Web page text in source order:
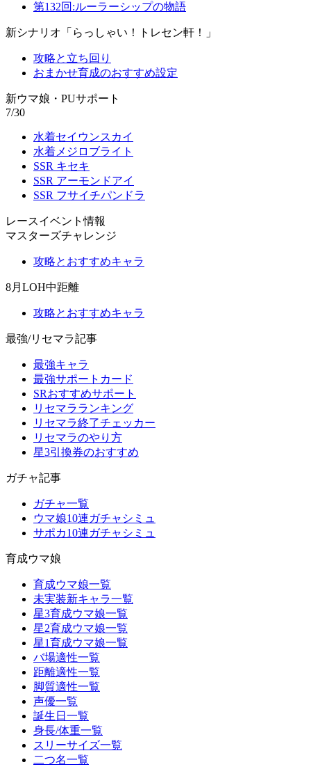
第132回:ルーラーシップの物語
新シナリオ「らっしゃい！トレセン軒！」
攻略と立ち回り
おまかせ育成のおすすめ設定
新ウマ娘・PUサポート
7/30
水着セイウンスカイ
水着メジロブライト
SSR キセキ
SSR アーモンドアイ
SSR フサイチパンドラ
レースイベント情報
マスターズチャレンジ
攻略とおすすめキャラ
8月LOH中距離
攻略とおすすめキャラ
最強/リセマラ記事
最強キャラ
最強サポートカード
SRおすすめサポート
リセマラランキング
リセマラ終了チェッカー
リセマラのやり方
星3引換券のおすすめ
ガチャ記事
ガチャ一覧
ウマ娘10連ガチャシミュ
サポカ10連ガチャシミュ
育成ウマ娘
育成ウマ娘一覧
未実装新キャラ一覧
星3育成ウマ娘一覧
星2育成ウマ娘一覧
星1育成ウマ娘一覧
バ場適性一覧
距離適性一覧
脚質適性一覧
声優一覧
誕生日一覧
身長/体重一覧
スリーサイズ一覧
二つ名一覧